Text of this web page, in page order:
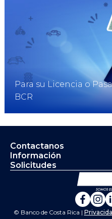
Para su Licencia o
BCR
Contactanos
Información
Solicitudes
© Banco de Costa Rica |